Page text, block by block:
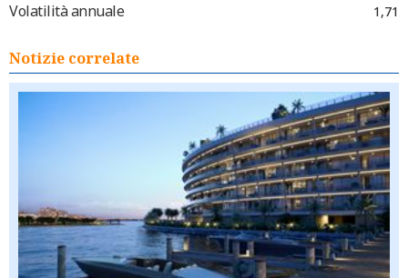
Volatilità annuale 1,71
Notizie correlate